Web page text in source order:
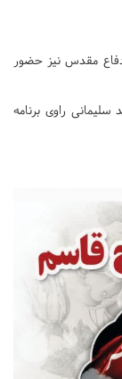
مقدس نیز حضور
راوی برنامه